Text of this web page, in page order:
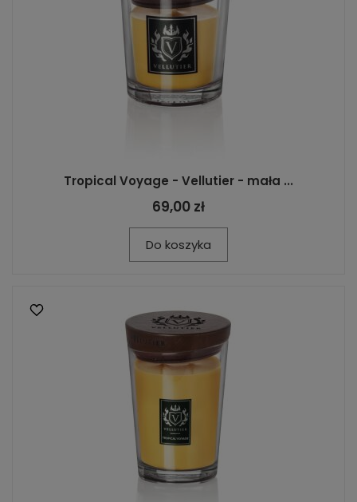
Tropical Voyage - Vellutier - mała ...
69,00 zł
Do koszyka